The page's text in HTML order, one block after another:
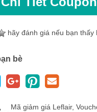
hãy đánh giá nếu bạn thấy
bè
Mã giảm giá Leflair,